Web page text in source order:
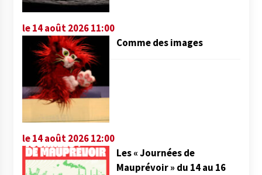
le 14 août 2026 11:00
Comme des images
le 14 août 2026 12:00
Les « Journées de
Mauprévoir » du 14 au 16